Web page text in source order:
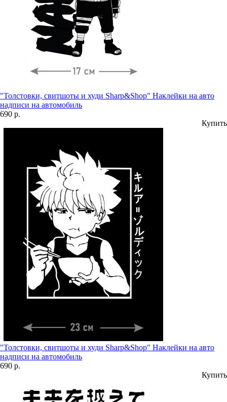
"Толстовки, свитшоты и худи Sharp&Shop" Наклейки на авто
надписи на автомобиль
690 р.
Купить
"Толстовки, свитшоты и худи Sharp&Shop" Наклейки на авто
надписи на автомобиль
690 р.
Купить